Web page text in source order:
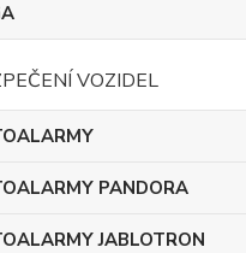
VOZIDEL
PANDORA
JABLOTRON